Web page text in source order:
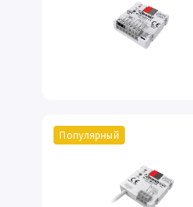
Популярный